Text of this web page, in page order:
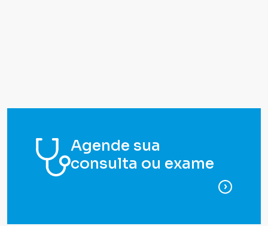
Agende sua
consulta ou exame
para